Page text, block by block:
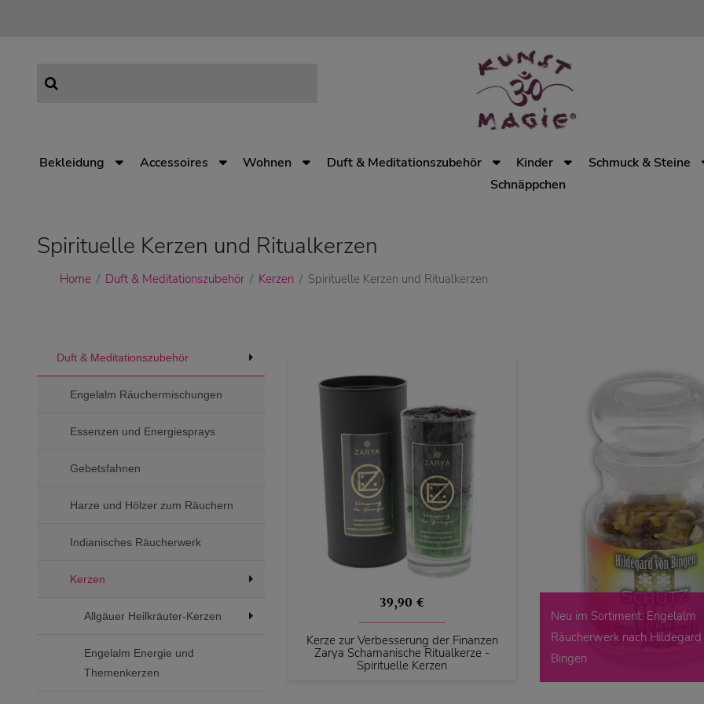
Bekleidung Accessoires Wohnen Duft & Meditationszubehör Kinder
Schmuck & Steine
Schnäppchen
Spirituelle Kerzen und Ritualkerzen
Home Duft & Meditationszubehör Kerzen Spirituelle Kerzen und Ritualkerzen
Duft & Meditationszubehör
Engelalm Räuchermischungen
Essenzen und Energiesprays
Gebetsfahnen
Harze und Hölzer zum Räuchern
Indianisches Räucherwerk
Kerzen
Allgäuer Heilkräuter-Kerzen
Engelalm Energie und
Themenkerzen
39,90 €
Kerze zur Verbesserung der Finanzen
Zarya Schamanische Ritualkerze -
Spirituelle Kerzen
Neu im Sortiment: Engelalm
Räucherwerk nach
Bingen